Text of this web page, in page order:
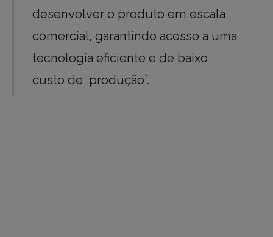
desenvolver o produto em escala
comercial, garantindo acesso a uma
tecnologia eficiente e de baixo
custo de produção”.